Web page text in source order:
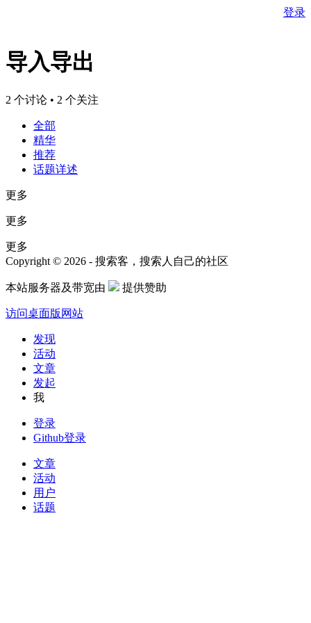
登录
导入导出
2 个讨论 • 2 个关注
全部
精华
推荐
话题详述
更多
更多
更多
Copyright © 2026 - 搜索客，搜索人自己的社区
本站服务器及带宽由 提供赞助
访问桌面版网站
发现
活动
文章
发起
我
登录
Github登录
文章
活动
用户
话题